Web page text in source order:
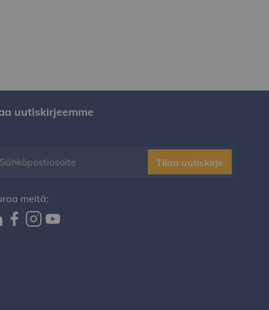
uutiskirjeemme
Tilaa uutiskirje
meitä: